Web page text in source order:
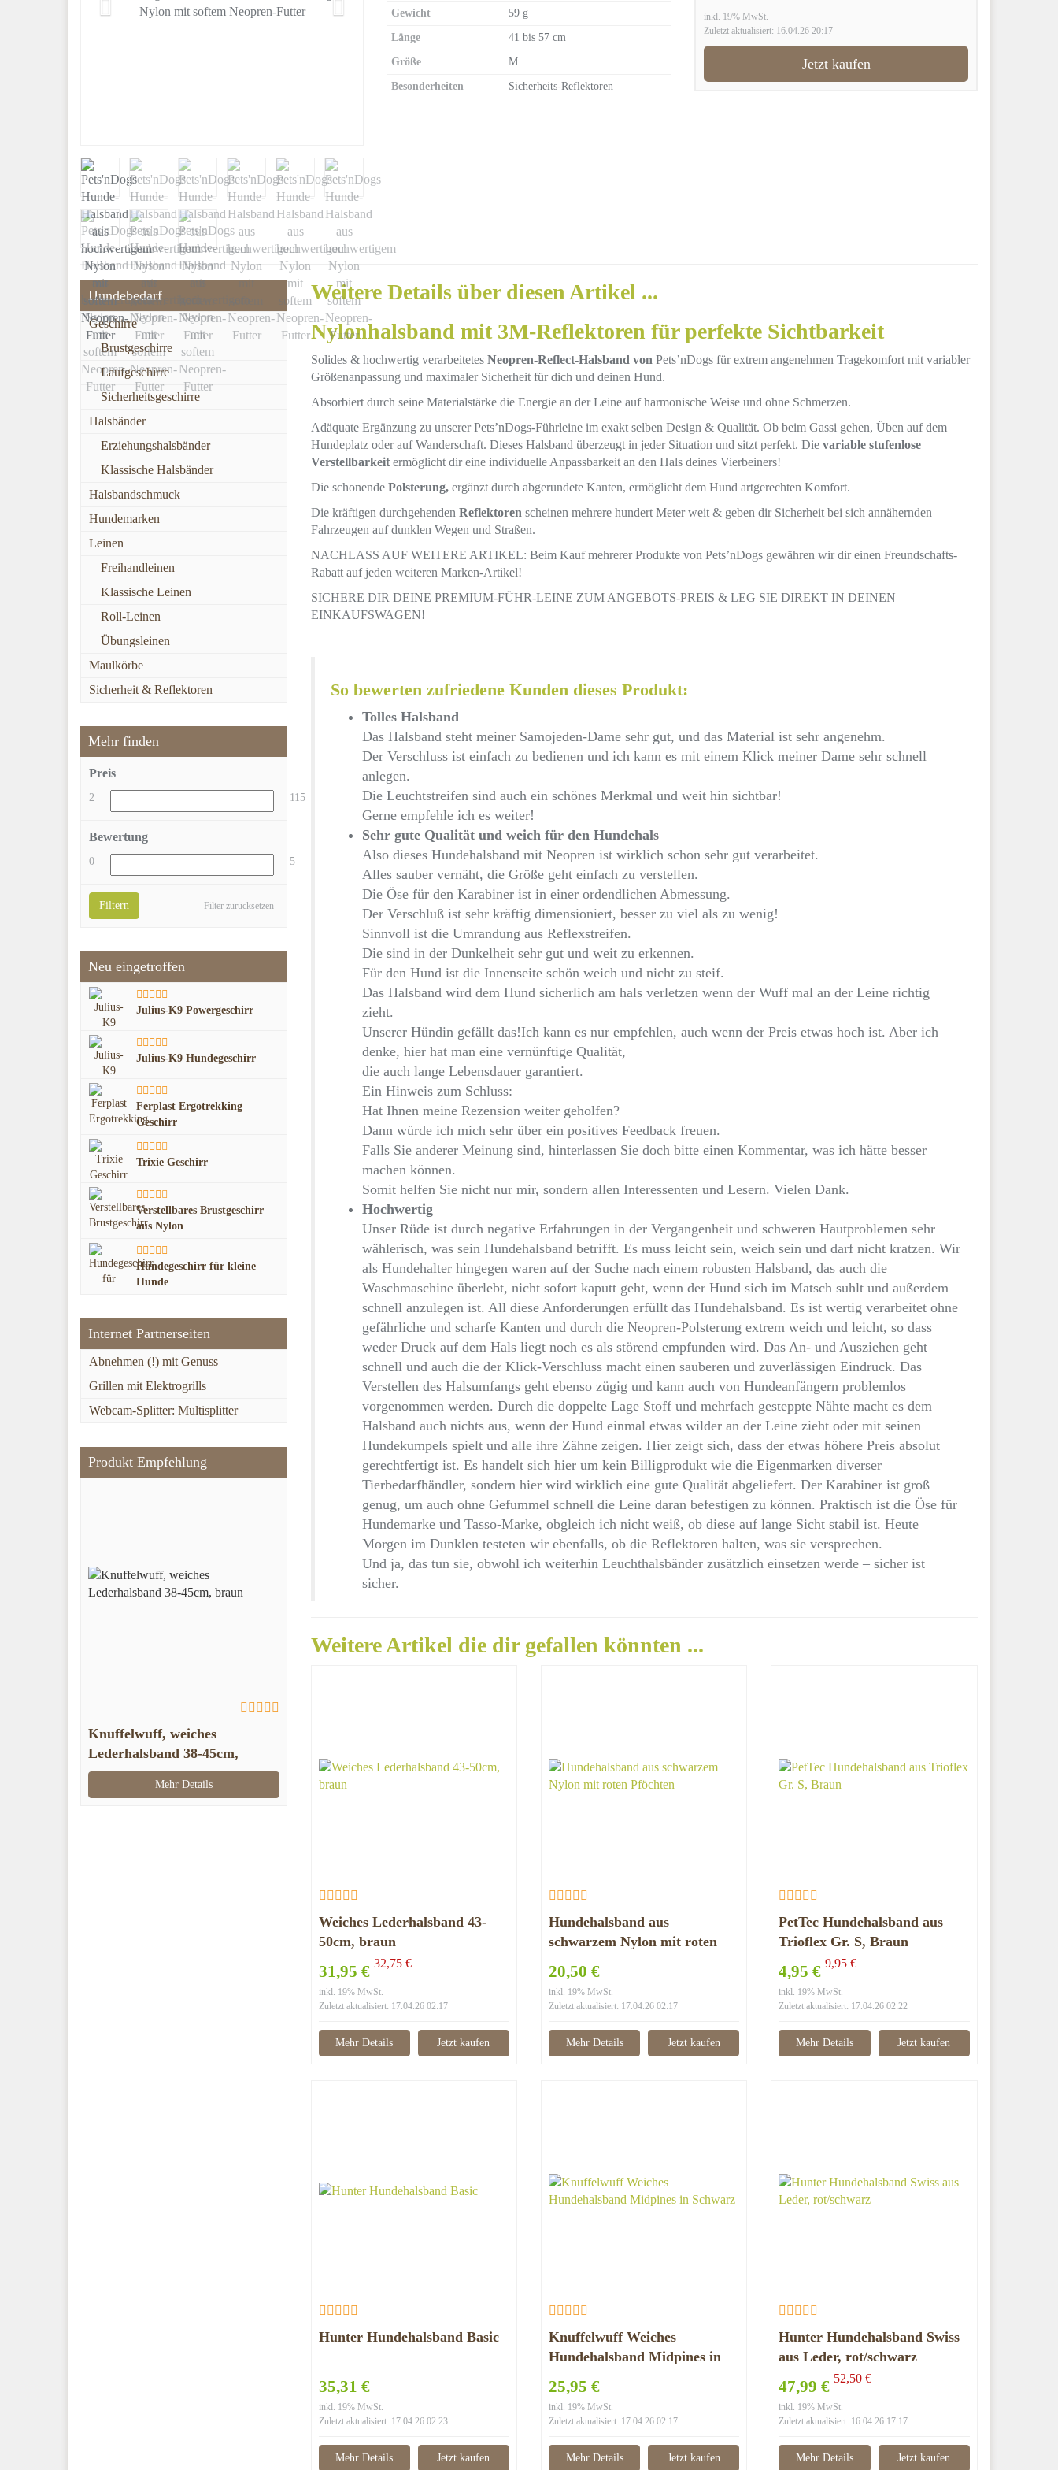
inkl. 19% MwSt.
Zuletzt aktualisiert: 16.04.26 20:17
Jetzt kaufen
Gewicht 59 g
Länge 41 bis 57 cm
Größe M
Besonderheiten Sicherheits-Reflektoren
Weitere Details über diesen Artikel ...
Nylonhalsband mit 3M-Reflektoren für perfekte Sichtbarkeit
Solides & hochwertig verarbeitetesNeopren-Reflect-Halsband von Pets’nDogs für extrem angenehmen Tragekomfort mit variabler
Größenanpassung und maximaler Sicherheit für dich und deinen Hund.
Absorbiert durch seine Materialstärke die Energie an der Leine auf harmonische Weise und ohne Schmerzen.
Adäquate Ergänzung zu unserer Pets’nDogs-Führleine im exakt selben Design & Qualität. Ob beim Gassi gehen, Üben auf dem
Hundeplatz oder auf Wanderschaft. Dieses Halsband überzeugt in jeder Situation und sitzt perfekt. Die variable stufenlose
Verstellbarkeitermöglicht dir eine individuelle Anpassbarkeit an den Hals deines Vierbeiners!
Die schonendePolsterung,ergänzt durch abgerundete Kanten, ermöglicht dem Hund artgerechten Komfort.
Die kräftigen durchgehenden Reflektoren scheinen mehrere hundert Meter weit & geben dir Sicherheit bei sich annähernden
Fahrzeugen auf dunklen Wegen und Straßen.
NACHLASS AUF WEITERE ARTIKEL: Beim Kauf mehrerer Produkte von Pets’nDogs gewähren wir dir einen Freundschafts-
Rabatt auf jeden weiteren Marken-Artikel!
SICHERE DIR DEINE PREMIUM-FÜHR-LEINE ZUM ANGEBOTS-PREIS & LEG SIE DIREKT IN DEINEN
EINKAUFSWAGEN!
So bewerten zufriedene Kunden dieses Produkt:
Tolles Halsband
Das Halsband steht meiner Samojeden-Dame sehr gut, und das Material ist sehr angenehm.
Der Verschluss ist einfach zu bedienen und ich kann es mit einem Klick meiner Dame sehr schnell
anlegen.
Die Leuchtstreifen sind auch ein schönes Merkmal und weit hin sichtbar!
Gerne empfehle ich es weiter!
Sehr gute Qualität und weich für den Hundehals
Also dieses Hundehalsband mit Neopren ist wirklich schon sehr gut verarbeitet.
Alles sauber vernäht, die Größe geht einfach zu verstellen.
Die Öse für den Karabiner ist in einer ordendlichen Abmessung.
Der Verschluß ist sehr kräftig dimensioniert, besser zu viel als zu wenig!
Sinnvoll ist die Umrandung aus Reflexstreifen.
Die sind in der Dunkelheit sehr gut und weit zu erkennen.
Für den Hund ist die Innenseite schön weich und nicht zu steif.
Das Halsband wird dem Hund sicherlich am hals verletzen wenn der Wuff mal an der Leine richtig
zieht.
Unserer Hündin gefällt das!Ich kann es nur empfehlen, auch wenn der Preis etwas hoch ist. Aber ich
denke, hier hat man eine vernünftige Qualität,
die auch lange Lebensdauer garantiert.
Ein Hinweis zum Schluss:
Hat Ihnen meine Rezension weiter geholfen?
Dann würde ich mich sehr über ein positives Feedback freuen.
Falls Sie anderer Meinung sind, hinterlassen Sie doch bitte einen Kommentar, was ich hätte besser
machen können.
Somit helfen Sie nicht nur mir, sondern allen Interessenten und Lesern. Vielen Dank.
Hochwertig
Unser Rüde ist durch negative Erfahrungen in der Vergangenheit und schweren Hautproblemen sehr
wählerisch, was sein Hundehalsband betrifft. Es muss leicht sein, weich sein und darf nicht kratzen. Wir
als Hundehalter hingegen waren auf der Suche nach einem robusten Halsband, das auch die
Waschmaschine überlebt, nicht sofort kaputt geht, wenn der Hund sich im Matsch suhlt und außerdem
schnell anzulegen ist. All diese Anforderungen erfüllt das Hundehalsband. Es ist wertig verarbeitet ohne
gefährliche und scharfe Kanten und durch die Neopren-Polsterung extrem weich und leicht, so dass
weder Druck auf dem Hals liegt noch es als störend empfunden wird. Das An- und Ausziehen geht
schnell und auch die der Klick-Verschluss macht einen sauberen und zuverlässigen Eindruck. Das
Verstellen des Halsumfangs geht ebenso zügig und kann auch von Hundeanfängern problemlos
vorgenommen werden. Durch die doppelte Lage Stoff und mehrfach gesteppte Nähte macht es dem
Halsband auch nichts aus, wenn der Hund einmal etwas wilder an der Leine zieht oder mit seinen
Hundekumpels spielt und alle ihre Zähne zeigen. Hier zeigt sich, dass der etwas höhere Preis absolut
gerechtfertigt ist. Es handelt sich hier um kein Billigprodukt wie die Eigenmarken diverser
Tierbedarfhändler, sondern hier wird wirklich eine gute Qualität abgeliefert. Der Karabiner ist groß
genug, um auch ohne Gefummel schnell die Leine daran befestigen zu können. Praktisch ist die Öse für
Hundemarke und Tasso-Marke, obgleich ich nicht weiß, ob diese auf lange Sicht stabil ist. Heute
Morgen im Dunklen testeten wir ebenfalls, ob die Reflektoren halten, was sie versprechen.
Und ja, das tun sie, obwohl ich weiterhin Leuchthalsbänder zusätzlich einsetzen werde – sicher ist
sicher.
Weitere Artikel die dir gefallen könnten ...
Weiches Lederhalsband 43-
50cm, braun
31,95 € 32,75 €
inkl. 19% MwSt.
Zuletzt aktualisiert: 17.04.26 02:17
Mehr Details Jetzt kaufen
Hundehalsband aus
schwarzem Nylon mit roten
20,50 €
inkl. 19% MwSt.
Zuletzt aktualisiert: 17.04.26 02:17
Mehr Details Jetzt kaufen
PetTec Hundehalsband aus
Trioflex Gr. S, Braun
4,95 € 9,95 €
inkl. 19% MwSt.
Zuletzt aktualisiert: 17.04.26 02:22
Mehr Details Jetzt kaufen
Hunter Hundehalsband Basic
35,31 €
inkl. 19% MwSt.
Zuletzt aktualisiert: 17.04.26 02:23
Mehr Details Jetzt kaufen
Knuffelwuff Weiches
Hundehalsband Midpines in
25,95 €
inkl. 19% MwSt.
Zuletzt aktualisiert: 17.04.26 02:17
Mehr Details Jetzt kaufen
Hunter Hundehalsband Swiss
aus Leder, rot/schwarz
47,99 € 52,50 €
inkl. 19% MwSt.
Zuletzt aktualisiert: 16.04.26 17:17
Mehr Details Jetzt kaufen
Hundebedarf
Geschirre
Brustgeschirre
Laufgeschirre
Sicherheitsgeschirre
Halsbänder
Erziehungshalsbänder
Klassische Halsbänder
Halsbandschmuck
Hundemarken
Leinen
Freihandleinen
Klassische Leinen
Roll-Leinen
Übungsleinen
Maulkörbe
Sicherheit & Reflektoren
Mehr finden
Preis
2 115
Bewertung
0 5
Filter zurücksetzen
Filtern
Neu eingetroffen
Julius-K9 Powergeschirr
Julius-K9 Hundegeschirr
Ferplast Ergotrekking
Geschirr
Trixie Geschirr
Verstellbares Brustgeschirr
aus Nylon
Hundegeschirr für kleine
Hunde
Internet Partnerseiten
Abnehmen (!) mit Genuss
Grillen mit Elektrogrills
Webcam-Splitter: Multisplitter
Produkt Empfehlung
Knuffelwuff, weiches
Lederhalsband 38-45cm,
braun
Mehr Details